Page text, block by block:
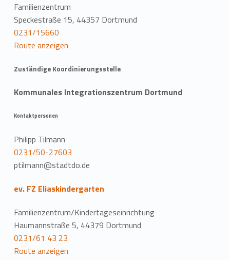
Familienzentrum
Speckestraße 15, 44357 Dortmund
0231/15660
Route anzeigen
Zuständige Koordinierungsstelle
Kommunales Integrationszentrum Dortmund
Kontaktpersonen
Philipp Tilmann
0231/50-27603
ptilmann@stadtdo.de
ev. FZ Eliaskindergarten
Familienzentrum/Kindertageseinrichtung
Haumannstraße 5, 44379 Dortmund
0231/61 43 23
Route anzeigen